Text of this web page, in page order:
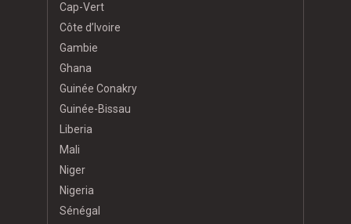
Cap-Vert
Côte d’Ivoire
Gambie
Ghana
Guinée Conakry
Guinée-Bissau
Liberia
Mali
Niger
Nigeria
Sénégal